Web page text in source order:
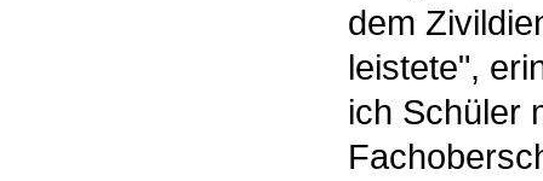
dem
leistete",
ich Schüler